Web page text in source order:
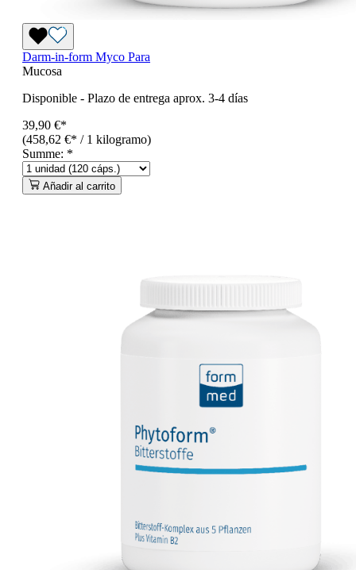
Darm-in-form Myco Para
Mucosa
Disponible - Plazo de entrega aprox. 3-4 días
39,90 €*
(458,62 €* / 1 kilogramo)
Summe: *
Añadir al carrito